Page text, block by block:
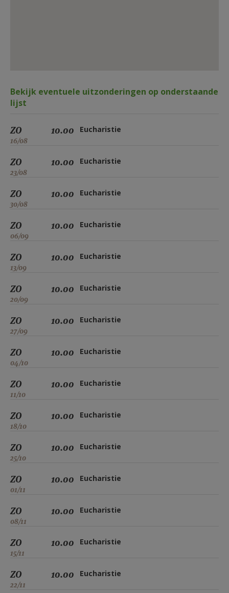
Bekijk eventuele uitzonderingen op onderstaande
lijst
ZO
16/08
10.00 Eucharistie
ZO
23/08
10.00 Eucharistie
ZO
30/08
10.00 Eucharistie
ZO
06/09
10.00 Eucharistie
ZO
13/09
10.00 Eucharistie
ZO
20/09
10.00 Eucharistie
ZO
27/09
10.00 Eucharistie
ZO
04/10
10.00 Eucharistie
ZO
11/10
10.00 Eucharistie
ZO
18/10
10.00 Eucharistie
ZO
25/10
10.00 Eucharistie
ZO
01/11
10.00 Eucharistie
ZO
08/11
10.00 Eucharistie
ZO
15/11
10.00 Eucharistie
ZO
22/11
10.00 Eucharistie